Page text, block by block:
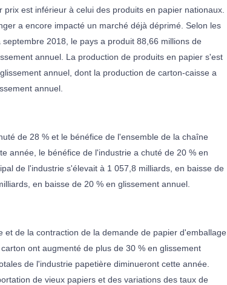
est inférieur à celui des produits en papier nationaux.
a encore impacté un marché déjà déprimé. Selon les
2018, le pays a produit 88,66 millions de
annuel. La production de produits en papier s'est
annuel, dont la production de carton-caisse a
annuel.
de 28 % et le bénéfice de l'ensemble de la chaîne
année, le bénéfice de l'industrie a chuté de 20 % en
de l'industrie s'élevait à 1 057,8 milliards, en baisse de
en baisse de 20 % en glissement annuel.
de la contraction de la demande de papier d'emballage
ont augmenté de plus de 30 % en glissement
de l'industrie papetière diminueront cette année.
de vieux papiers et des variations des taux de